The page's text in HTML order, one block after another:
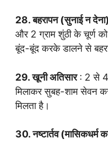
28. बहरापन (सुनाई न
और 2 ग्राम शुंठी के चूर्ण
बूंद-बूंद करके डालने से
29. खूनी अतिसार: 2 से 4
मिलाकर सुबह-शाम सेवन
मिलता है।
30. नष्टार्तव (मासिकधर्म